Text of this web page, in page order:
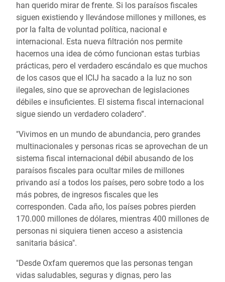
han querido mirar de frente. Si los paraísos fiscales
siguen existiendo y llevándose millones y millones, es
por la falta de voluntad política, nacional e
internacional. Esta nueva filtración nos permite
hacernos una idea de cómo funcionan estas turbias
prácticas, pero el verdadero escándalo es que muchos
de los casos que el ICIJ ha sacado a la luz no son
ilegales, sino que se aprovechan de legislaciones
débiles e insuficientes. El sistema fiscal internacional
sigue siendo un verdadero coladero”.
"Vivimos en un mundo de abundancia, pero grandes
multinacionales y personas ricas se aprovechan de un
sistema fiscal internacional débil abusando de los
paraísos fiscales para ocultar miles de millones
privando así a todos los países, pero sobre todo a los
más pobres, de ingresos fiscales que les
corresponden. Cada año, los países pobres pierden
170.000 millones de dólares, mientras 400 millones de
personas ni siquiera tienen acceso a asistencia
sanitaria básica".
"Desde Oxfam queremos que las personas tengan
vidas saludables, seguras y dignas, pero las